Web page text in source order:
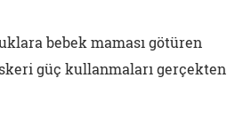
bebek maması götüren
güç kullanmaları gerçekten